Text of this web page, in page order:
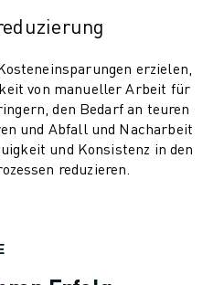
erzielen,
von manueller Arbeit für
den Bedarf an teuren
und Abfall und Nacharbeit
und Konsistenz in den
reduzieren.